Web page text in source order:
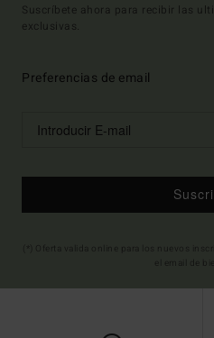
Suscríbete ahora para recibir las
exclusivas.
Preferencias de email